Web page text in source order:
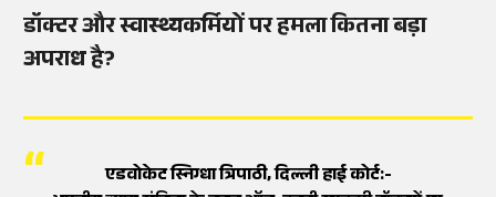
डॉक्टर और स्वास्थ्यकर्मियों पर हमला कितना बड़ा
अपराध है?
एडवोकेट स्निग्धा त्रिपाठी, दिल्ली हाई कोर्ट:-